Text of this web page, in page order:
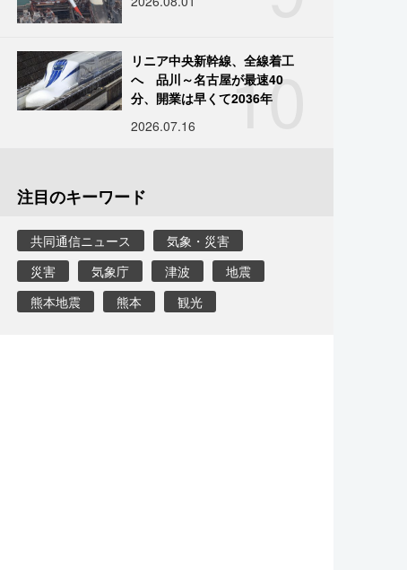
10
リニア中央新幹線、全線着工
へ 品川～名古屋が最速40
分、開業は早くて2036年
2026.07.16
注目のキーワード
共同通信ニュース
気象・災害
災害
気象庁 津波
地震
熊本地震
熊本 観光